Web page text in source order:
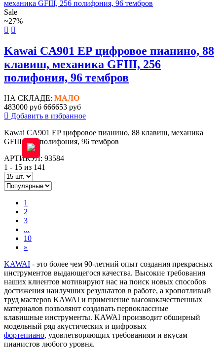
Sale
~27%
Kawai CA901 EP цифровое пианино, 88
клавиш, механика GFIII, 256
полифония, 96 тембров
НА СКЛАДЕ: МАЛО
483000 руб 666653 руб
Добавить в избранное
Kawai CA901 EP цифровое пианино, 88 клавиш, механика
GFIII, 256 полифония, 96 тембров
АРТИКУЛ: 93584
1 - 15 из 141
1
2
3
...
10
»
KAWAI - это более чем 90-летний опыт создания прекрасных
инструментов выдающегося качества. Высокие требования
наших клиентов мотивируют нас на поиск новых способов
достижения наилучших результатов в работе, а кропотливый
труд мастеров KAWAI и применение высококачественных
материалов позволяют создавать первоклассные
клавишные инструменты. KAWAI производит обширный
модельный ряд акустических и цифровых
фортепиано, удовлетворяющих требованиям и вкусам
пианистов любого уровня.